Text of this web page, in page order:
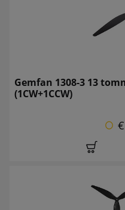
Gemfan 1308-3 13
(1CW+1CCW)